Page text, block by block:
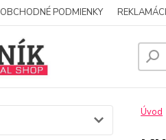
OBCHODNÉ PODMIENKY
Úvod